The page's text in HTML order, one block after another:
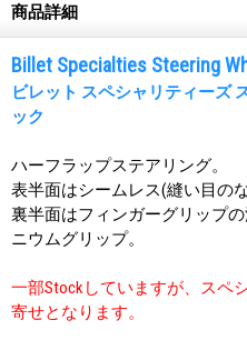
商品詳細
Billet Specialties Steering
ビレット スペシャリティーズ
ック
ハーフラップステアリング。
表半面はシームレス(縫い目の
裏半面はフィンガーグリップ
ニウムグリップ。
一部Stockしていますが、スペ
寄せとなります。